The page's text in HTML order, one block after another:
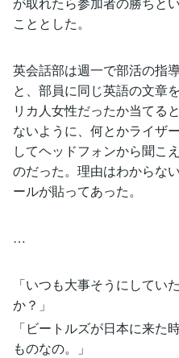
こととした。
英会話部は週一で部活の指
と、部員に同じ英語の文章
リカ人女性だったか当てる
ないように、何とかライザ
してヘッドフォンから聞こ
のだった。理由はわからな
ールが貼ってあった。
…
「いつも大事そうにしてい
か？」
「ビートルズが日本に来た
ものなの。」